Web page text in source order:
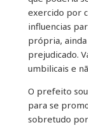
exercido por
influencias
própria,
prejudicado.
umbilicais e
O prefeito
para se
sobretudo